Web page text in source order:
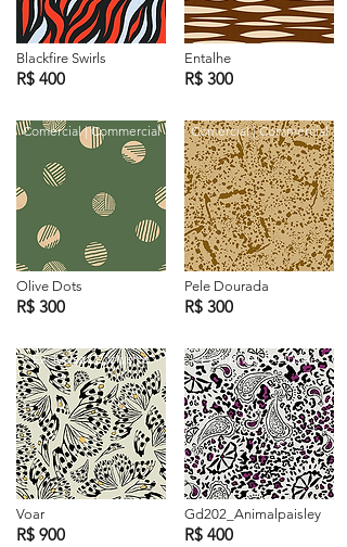
Blackfire Swirls
R$ 400
Comercial | Commercial
Olive Dots
R$ 300
Exclusiva | Exclusive
Voar
R$ 900
Entalhe
R$ 300
Comercial | Commercial
Pele Dourada
R$ 300
Exclusiva | Exclusive
Gd202_Animalpaisley
R$ 400